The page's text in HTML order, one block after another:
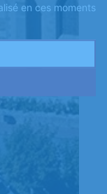
en ces moments